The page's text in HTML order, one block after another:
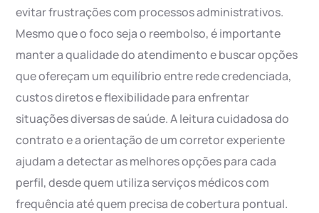
evitar frustrações com processos administrativos.
Mesmo que o foco seja o reembolso, é importante
manter a qualidade do atendimento e buscar opções
que ofereçam um equilíbrio entre rede credenciada,
custos diretos e flexibilidade para enfrentar
situações diversas de saúde. A leitura cuidadosa do
contrato e a orientação de um corretor experiente
ajudam a detectar as melhores opções para cada
perfil, desde quem utiliza serviços médicos com
frequência até quem precisa de cobertura pontual.